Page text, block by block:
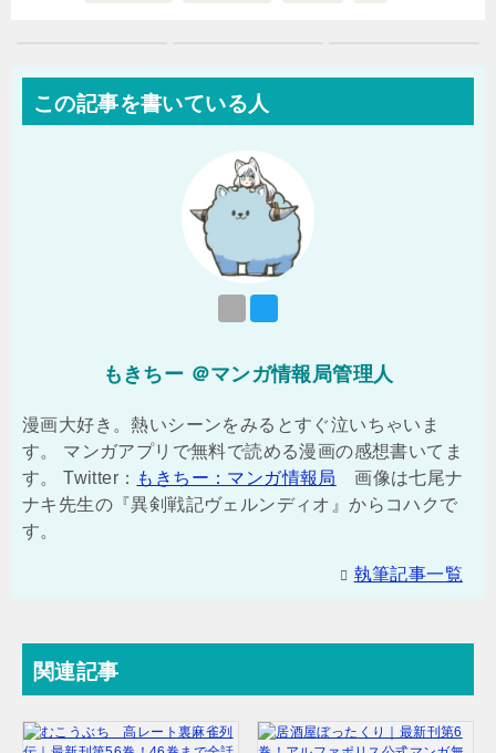
この記事を書いている人
もきちー ＠マンガ情報局管理人
漫画大好き。熱いシーンをみるとすぐ泣いちゃいま
す。 マンガアプリで無料で読める漫画の感想書いてま
す。 Twitter： もきちー：マンガ情報局
画像は七尾ナ
ナキ先生の『異剣戦記ヴェルンディオ』からコハクで
す。
執筆記事一覧
関連記事